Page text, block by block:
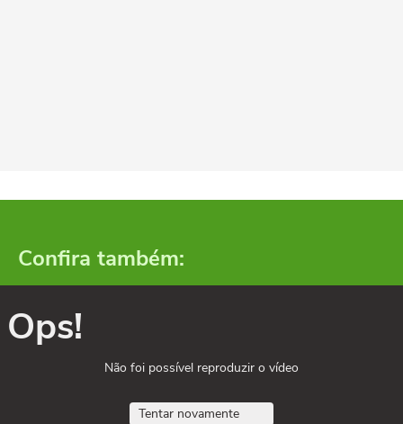
Confira também:
Ops!
Não foi possível reproduzir o vídeo
Tentar novamente